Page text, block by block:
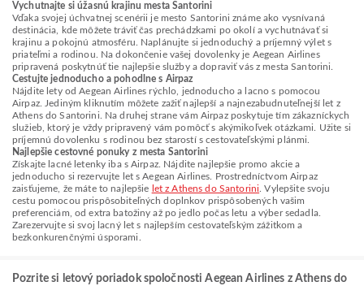
Vychutnajte si úžasnú krajinu mesta Santorini
Vďaka svojej úchvatnej scenérii je mesto Santorini známe ako vysnívaná
destinácia, kde môžete tráviť čas prechádzkami po okolí a vychutnávať si
krajinu a pokojnú atmosféru. Naplánujte si jednoduchý a príjemný výlet s
priateľmi a rodinou. Na dokončenie vašej dovolenky je Aegean Airlines
pripravená poskytnúť tie najlepšie služby a dopraviť vás z mesta Santorini.
Cestujte jednoducho a pohodlne s Airpaz
Nájdite lety od Aegean Airlines rýchlo, jednoducho a lacno s pomocou
Airpaz. Jediným kliknutím môžete zažiť najlepší a najnezabudnuteľnejší let z
Athens do Santorini. Na druhej strane vám Airpaz poskytuje tím zákazníckych
služieb, ktorý je vždy pripravený vám pomôcť s akýmikoľvek otázkami. Užite si
príjemnú dovolenku s rodinou bez starostí s cestovateľskými plánmi.
Najlepšie cestovné ponuky z mesta Santorini
Získajte lacné letenky iba s Airpaz. Nájdite najlepšie promo akcie a
jednoducho si rezervujte let s Aegean Airlines. Prostredníctvom Airpaz
zaisťujeme, že máte to najlepšie let z Athens do Santorini . Vylepšite svoju
cestu pomocou prispôsobiteľných doplnkov prispôsobených vašim
preferenciám, od extra batožiny až po jedlo počas letu a výber sedadla.
Zarezervujte si svoj lacný let s najlepším cestovateľským zážitkom a
bezkonkurenčnými úsporami.
Pozrite si letový poriadok spoločnosti Aegean Airlines z Athens do